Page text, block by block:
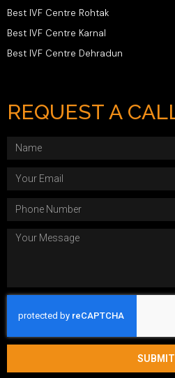
Best IVF Centre Rohtak
Best IVF Centre Karnal
Best IVF Centre Dehradun
REQUEST A
SUBMIT